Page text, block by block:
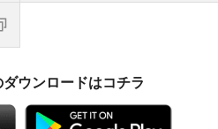
ウンロードはコチラ